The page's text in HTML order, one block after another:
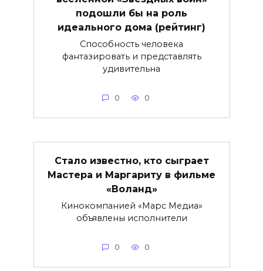
подошли бы на роль
идеального дома (рейтинг)
Способность человека
фантазировать и представлять
удивительна
0 0
Стало известно, кто сыграет
Мастера и Маргариту в фильме
«Воланд»
Кинокомпанией «Марс Медиа»
объявлены исполнители
0 0